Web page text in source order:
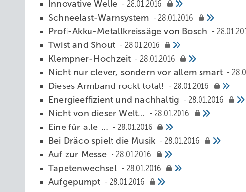
Innovative Welle
28.01.2016
Schneelast-Warnsystem
28.01.2016
Profi-Akku-Metallkreissäge von Bosch
Twist and Shout
28.01.2016
Klempner-Hochzeit
28.01.2016
Nicht nur clever, sondern vor allem smart
Dieses Armband rockt total!
28.01.2016
Energieeffizient und nachhaltig
28.01.2016
Nicht von dieser Welt…
28.01.2016
Eine für alle …
28.01.2016
Bei Dräco spielt die Musik
28.01.2016
Auf zur Messe
28.01.2016
Tapetenwechsel
28.01.2016
Aufgepumpt
28.01.2016